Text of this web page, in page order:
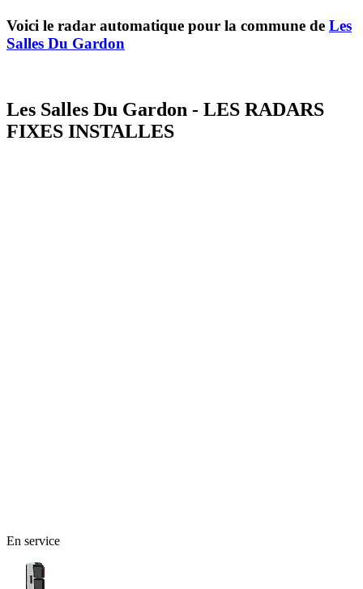
Voici le radar automatique pour la commune de Les
Salles Du Gardon
Les Salles Du Gardon - LES RADARS
FIXES INSTALLES
En service